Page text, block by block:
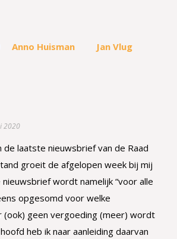
Anno Huisman Jan Vlug
2020
de laatste nieuwsbrief van de Raad
groeit de afgelopen week bij mij
wordt namelijk “voor alle
opgesomd voor welke
(ook) geen vergoeding (meer) wordt
heb ik naar aanleiding daarvan